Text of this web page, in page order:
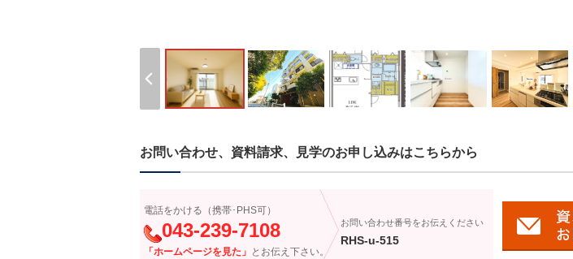
お問い合わせ、資料請求、見学のお申し込みはこちらから
電話をかける（携帯･PHS可）
043-239-7108
「ホームページを見た」 とお伝え下さい。
お問い合わせ番号をお伝えください
RHS-u-515